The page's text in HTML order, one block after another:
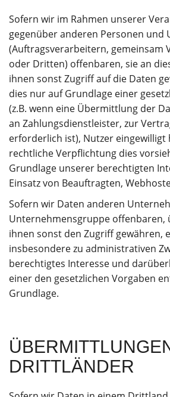
Sofern wir im Rahmen unserer
gegenüber anderen Personen und
(Auftragsverarbeitern, gemeinsam
oder Dritten) offenbaren, sie an
ihnen sonst Zugriff auf die Daten
dies nur auf Grundlage einer
(z.B. wenn eine Übermittlung der
an Zahlungsdienstleister, zur
erforderlich ist), Nutzer eingewilligt
rechtliche Verpflichtung dies
Grundlage unserer berechtigten
Einsatz von Beauftragten,
Sofern wir Daten anderen
Unternehmensgruppe
ihnen sonst den Zugriff gewähren,
insbesondere zu administrativen
berechtigtes Interesse und
einer den gesetzlichen Vorgaben
Grundlage.
DRITTLÄNDER